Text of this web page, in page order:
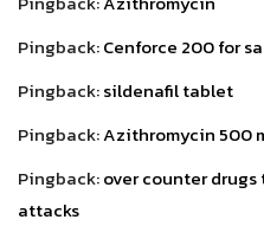
Pingback:Cenforce 200 for
Pingback:sildenafil tablet
Pingback:Azithromycin 500
Pingback:over counter
attacks